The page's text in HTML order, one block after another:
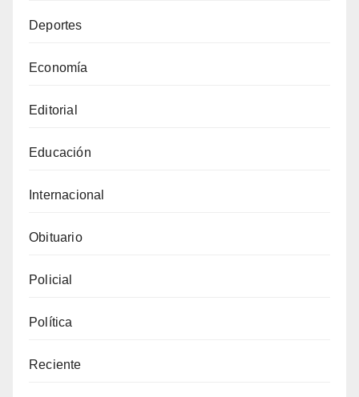
Deportes
Economía
Editorial
Educación
Internacional
Obituario
Policial
Política
Reciente